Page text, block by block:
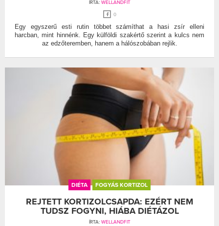
ÍRTA: WELLANDFIT
0
Egy egyszerű esti rutin többet számíthat a hasi zsír elleni
harcban, mint hinnénk. Egy külföldi szakértő szerint a kulcs nem
az edzőteremben, hanem a hálószobában rejlik.
DIÉTA FOGYÁS KORTIZOL
REJTETT KORTIZOLCSAPDA: EZÉRT NEM
TUDSZ FOGYNI, HIÁBA DIÉTÁZOL
ÍRTA: WELLANDFIT